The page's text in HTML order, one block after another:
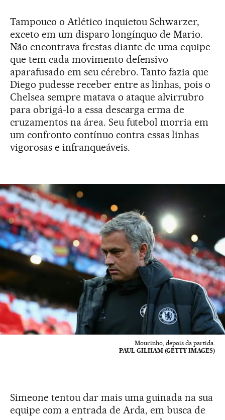
Tampouco o Atlético inquietou Schwarzer,
exceto em um disparo longínquo de Mario.
Não encontrava frestas diante de uma equipe
que tem cada movimento defensivo
aparafusado em seu cérebro. Tanto fazia que
Diego pudesse receber entre as linhas, pois o
Chelsea sempre matava o ataque alvirrubro
para obrigá-lo a essa descarga erma de
cruzamentos na área. Seu futebol morria em
um confronto contínuo contra essas linhas
vigorosas e infranqueáveis.
Mourinho, depois da partida.
PAUL GILHAM (GETTY IMAGES)
Simeone tentou dar mais uma guinada na sua
equipe com a entrada de Arda, em busca de